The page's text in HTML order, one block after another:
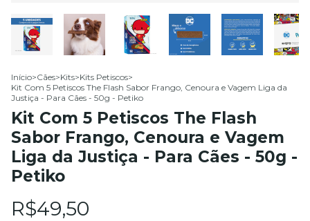
Início>Cães>Kits>Kits Petiscos>
Kit Com 5 Petiscos The Flash Sabor Frango, Cenoura e Vagem Liga da
Justiça - Para Cães - 50g - Petiko
Kit Com 5 Petiscos The Flash
Sabor Frango, Cenoura e Vagem
Liga da Justiça - Para Cães - 50g -
Petiko
R$49,50